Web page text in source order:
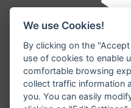
We use Cookies!
By clicking on the
use of cookies to enable
comfortable browsing
collect traffic information
you. You can easily